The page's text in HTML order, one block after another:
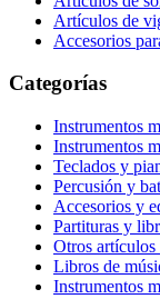
Artículos de
Accesorios
Categorías
Instrumentos
Instrumentos
Teclados y
Percusión y
Accesorios y
Partituras y
Otros artículos
Libros de
Instrumentos